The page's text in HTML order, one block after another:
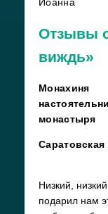
Отзывы
виждь»
монастыря
Низкий,
подарил нам